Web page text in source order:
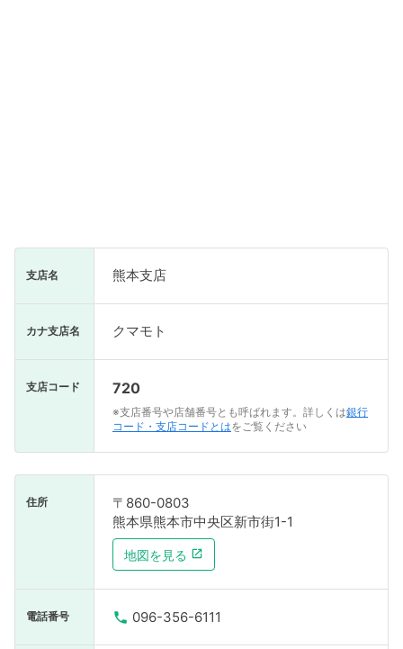
支店名 熊本支店
カナ支店名 クマモト
支店コード 720
※支店番号や店舗番号とも呼ばれます。詳しくは銀行
コード・支店コードとはをご覧ください
住所
〒860-0803
熊本県熊本市中央区新市街1-1
地図を見る
電話番号 096-356-6111